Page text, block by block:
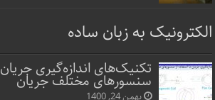
الکترونیک به زبان ساده
تکنیک‌های اندازه‌گیری جریان
سنسورهای مختلف جریان
بهمن 24, 1400